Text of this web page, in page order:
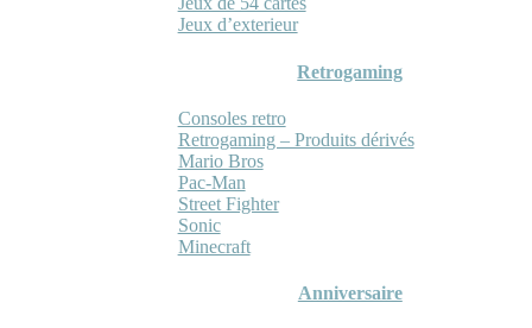
Jeux d’exterieur
Retrogaming
Consoles retro
Retrogaming – Produits dérivés
Mario Bros
Pac-Man
Street Fighter
Sonic
Minecraft
Anniversaire